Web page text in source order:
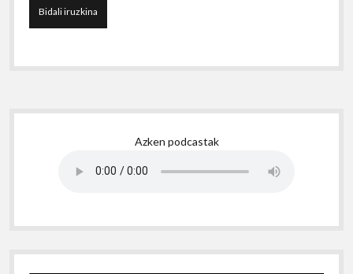
Sidebar
Azken podcastak